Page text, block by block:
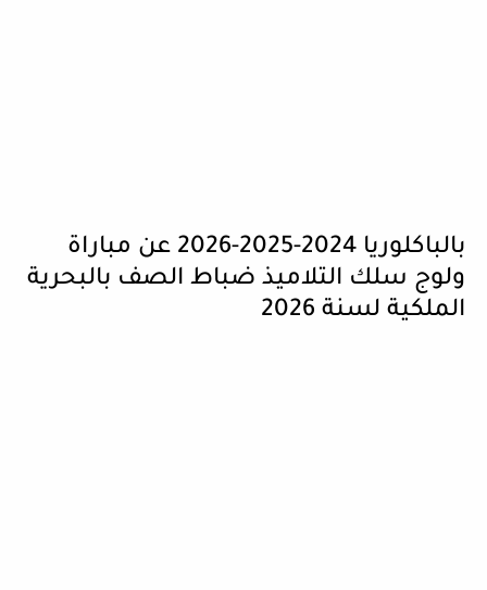
ولوج سلك التلاميذ ضباط الصف بالبحرية
الملكية لسنة 2026